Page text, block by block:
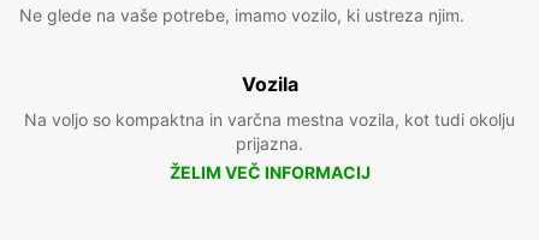
Ne glede na vaše potrebe, imamo vozilo, ki ustreza njim.
Vozila
Na voljo so kompaktna in varčna mestna vozila, kot tudi okolju
prijazna.
ŽELIM VEČ INFORMACIJ